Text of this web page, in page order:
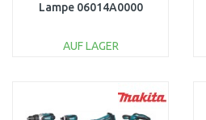
Lampe 06014A0000
AUF LAGER
Vergleichen